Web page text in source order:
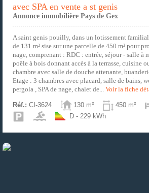
avec SPA en vente a st genis
Annonce immobilière Pays de Gex
A saint genis pouilly, dans un lotissement
de 131 m² sise sur une parcelle de 450 m² pour
nage, comprenant : RDC : entrée, séjour - salle à
poêle à bois donnant accès à la terrasse, cuisine
chambre avec salle de douche attenante,
Etage : 3 chambres avec placard, salle de bains,
pergola , SPA de nage, chalet de... Voir la fiche
Réf.: CI-3624 130 m² 450 m²
D - 229 kWh